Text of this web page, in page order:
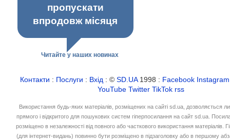
пропускати
впродовж місяця
Читайте у наших новинах
Контакти : Послуги : Вхід : ©SD.UA1998 : Facebook Instagram
YouTube Twitter TikTok rss
Використання будь-яких матеріалів, розміщених на сайті sd.ua, дозволяється
прямого і відкритого для пошукових систем гіперпосилання на сайт sd.ua.
розміщено в незалежності від повного або часткового використання матеріалів.
(для інтернет-видань) повинно бути розміщено в підзаголовку або в першому